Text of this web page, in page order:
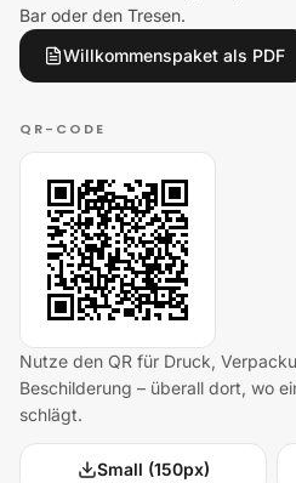
Bar oder den Tresen.
Willkommenspaket als PDF
QR-CODE
Nutze den QR für Druck,
Beschilderung – überall dort, wo
schlägt.
Small (150px)